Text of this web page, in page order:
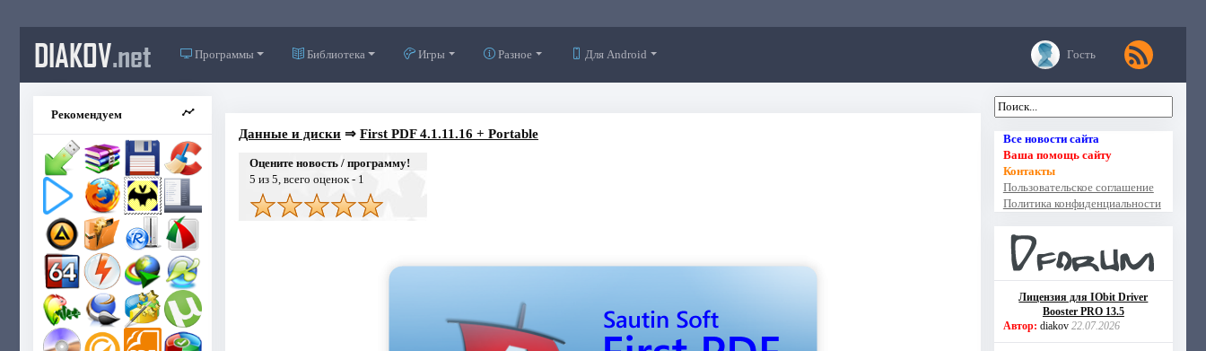
DIAKOV.net Программы Библиотека Игры Разное Для Android Гость
Рекомендуем
Данные и диски⇒ First PDF 4.1.11.16 + Portable
Оцените новость / программу!
5 из 5, всего оценок - 1
Все новости сайта
Ваша помощь сайту
Контакты
Пользовательское соглашение
Политика конфиденциальности
Лицензия для IObit Driver
Booster PRO 13.5
Автор: diakov 22.07.2026